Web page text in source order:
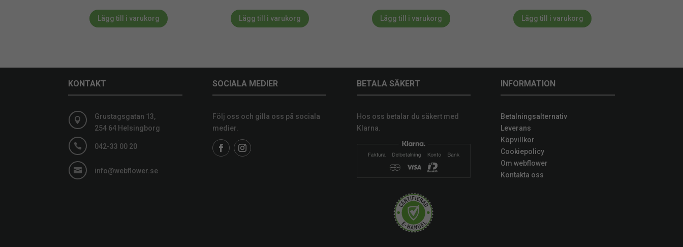
Lägg till i varukorg Lägg till i varukorg Lägg till i varukorg Lägg till i varukorg
KONTAKT

Grustagsgatan 13,
254 64 Helsingborg
 042-33 00 20
 info@webflower.se
SOCIALA MEDIER
Följ oss och gilla oss på sociala
medier.
BETALA SÄKERT
Hos oss betalar du säkert med
Klarna.
INFORMATION
Betalningsalternativ
Leverans
Köpvillkor
Cookiepolicy
Om webflower
Kontakta oss